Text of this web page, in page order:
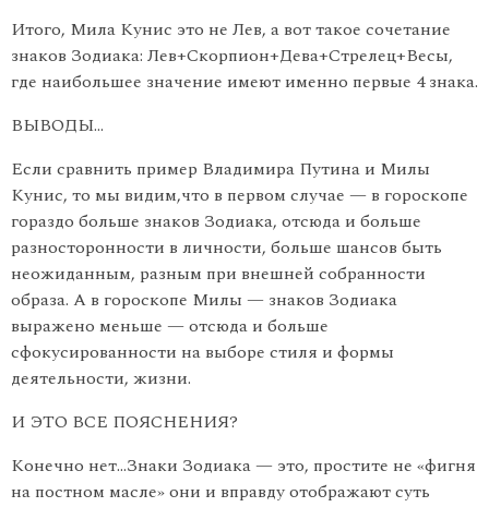
Итого, Мила Кунис это не Лев, а вот такое сочетание
знаков Зодиака: Лев+Скорпион+Дева+Стрелец+Весы,
где наибольшее значение имеют именно первые 4 знака.
ВЫВОДЫ…
Если сравнить пример Владимира Путина и Милы
Кунис, то мы видим,что в первом случае — в гороскопе
гораздо больше знаков Зодиака, отсюда и больше
разносторонности в личности, больше шансов быть
неожиданным, разным при внешней собранности
образа. А в гороскопе Милы — знаков Зодиака
выражено меньше — отсюда и больше
сфокусированности на выборе стиля и формы
деятельности, жизни.
И ЭТО ВСЕ ПОЯСНЕНИЯ?
Конечно нет…Знаки Зодиака — это, простите не «фигня
на постном масле» они и вправду отображают суть